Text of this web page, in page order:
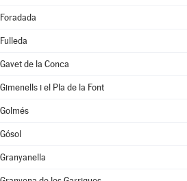
Foradada
Fulleda
Gavet de la Conca
Gimenells i el Pla de la Font
Golmés
Gósol
Granyanella